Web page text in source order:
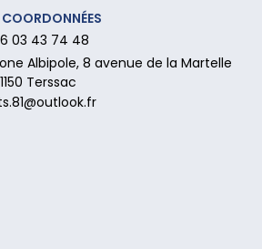
03 43 74 48
Albipole, 8 avenue de la Martelle
Terssac